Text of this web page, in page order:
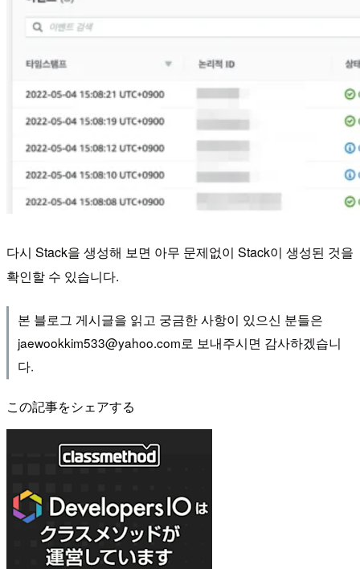
다시 Stack을 생성해 보면 아무 문제없이 Stack이 생성된 것을
확인할 수 있습니다.
본 블로그 게시글을 읽고 궁금한 사항이 있으신 분들은
jaewookkim533@yahoo.com로 보내주시면 감사하겠습니
다.
この記事をシェアする